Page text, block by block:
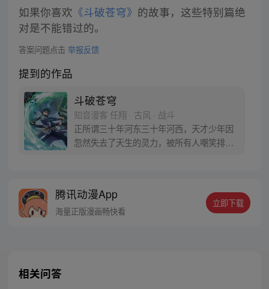
如果你喜欢 《斗破苍穹》 的故事，这些特别篇绝
对是不能错过的。
答案问题点击 举报反馈
提到的作品
斗破苍穹
知音漫客 任翔 · 古风 · 战斗
正所谓三十年河东三十年河西，天才少年因
忽然失去了天生的灵力，被所有人嘲笑排
腾讯动漫App
海量正版漫画畅快看
立即下载
相关问答